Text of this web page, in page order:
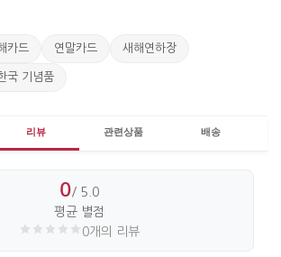
명 없이도 한국다움이 자연스럽게
는 새해 인사 등 다양한 상황에서 활용할
로 : 18.5cm.
카드 연말카드 새해연하장
국 기념품
리뷰 관련상품 배송
0/ 5.0
평균 별점
0개의 리뷰